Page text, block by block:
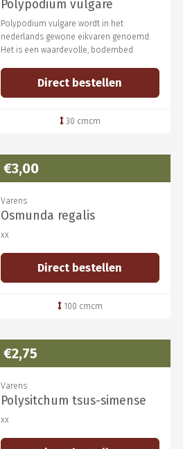
Polypodium vulgare
Polypodium vulgare wordt in het
nederlands gewone eikvaren genoemd.
Het is een waardevolle, bodembed
Direct bestellen
30 cmcm
€3,00
Varens
Osmunda regalis
xx
Direct bestellen
100 cmcm
€2,75
Varens
Polysitchum tsus-simense
xx